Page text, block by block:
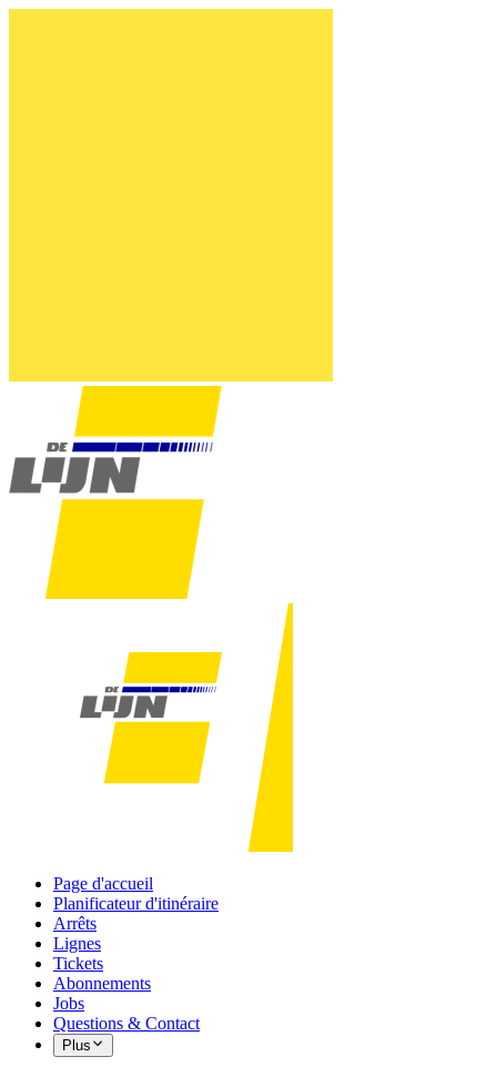
Page d'accueil
Planificateur d'itinéraire
Arrêts
Lignes
Tickets
Abonnements
Jobs
Questions & Contact
Plus